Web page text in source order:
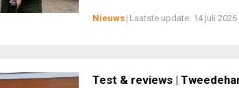
Nieuws | Laatste update: 14 juli 2026
Test & reviews |